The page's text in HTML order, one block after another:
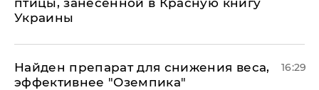
птицы, занесенной в Красную книгу
Украины
Найден препарат для снижения веса,
эффективнее "Оземпика"
16:29